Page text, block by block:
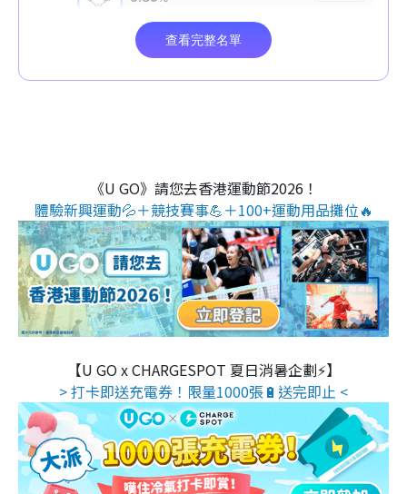
《U GO》請您去香港運動節2026！
體驗新興運動💦＋競技賽事💪＋100+運動用品攤位🔥
【U GO x CHARGESPOT 夏日消暑企劃⚡】
> 打卡即送充電券！限量1000張🔋送完即止 <